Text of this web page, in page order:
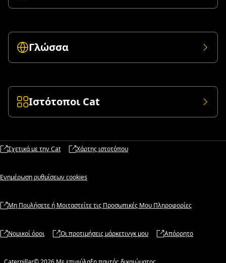
Γλώσσα
Ιστότοποι Cat
Σχετικά με την Cat Χάρτης ιστοτόπου
Ενημέρωση ρυθμίσεων cookies
Μη Πουλήσετε ή Μοιταστείτε τις Προσωπικές Μου Πληροφορίες
Νομικοί όροι Οι προτιμήσεις μάρκετινγκ μου Απόρρητο